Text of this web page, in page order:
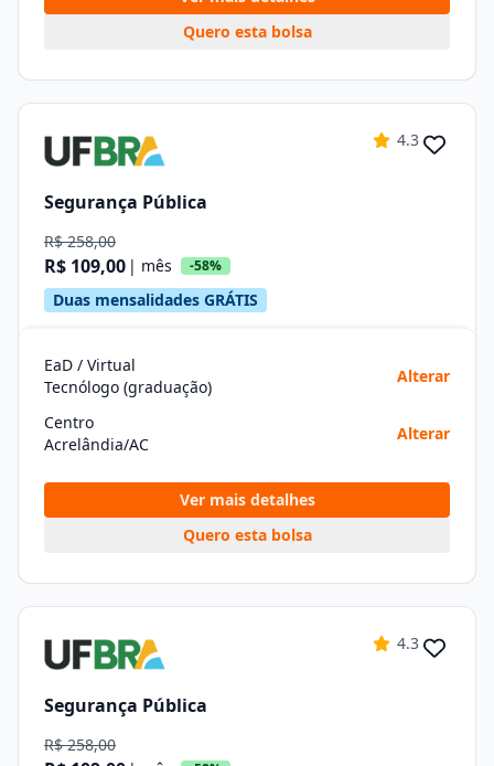
Quero esta bolsa
4.3
Segurança Pública
R$ 258,00
R$ 109,00 | mês -58%
Duas mensalidades GRÁTIS
EaD / Virtual
Tecnólogo (graduação)
Alterar
Centro
Acrelândia/AC
Alterar
Ver mais detalhes
Quero esta bolsa
4.3
Segurança Pública
R$ 258,00